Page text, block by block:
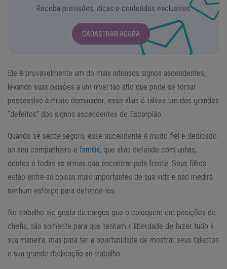
Receba previsões, dicas e conteúdos exclusivos.
CADASTRAR AGORA
Ele é provavelmente um do mais intensos signos ascendentes,
levando suas paixões a um nível tão alto que pode se tornar
possessivo e muito dominador; esse aliás é talvez um dos grandes
“defeitos” dos signos ascendentes de Escorpião.
Quando se sente seguro, esse ascendente é muito fiel e dedicado
ao seu companheiro e família, que aliás defende com unhas,
dentes e todas as armas que encontrar pela frente. Seus filhos
estão entre as coisas mais importantes de sua vida e não medirá
nenhum esforço para defendê-los.
No trabalho ele gosta de cargos que o coloquem em posições de
chefia, não somente para que tenham a liberdade de fazer tudo à
sua maneira, mas para ter a oportunidade de mostrar seus talentos
e sua grande dedicação ao trabalho.